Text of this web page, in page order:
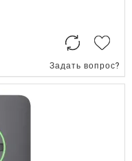
Задать вопрос?